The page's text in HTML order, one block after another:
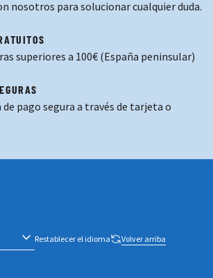
nosotros para solucionar cualquier duda.
superiores a 100€ (España peninsular)
pago segura a través de tarjeta o
Restablecer el idioma Volver arriba